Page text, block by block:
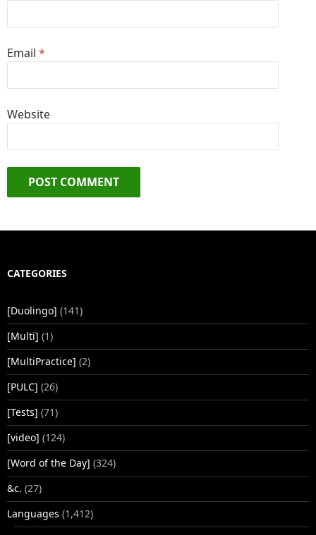
Email *
Website
CATEGORIES
[Duolingo] (141)
[Multi] (1)
[MultiPractice] (2)
[PULC] (26)
[Tests] (71)
[video] (124)
[Word of the Day] (324)
&c. (27)
Languages (1,412)